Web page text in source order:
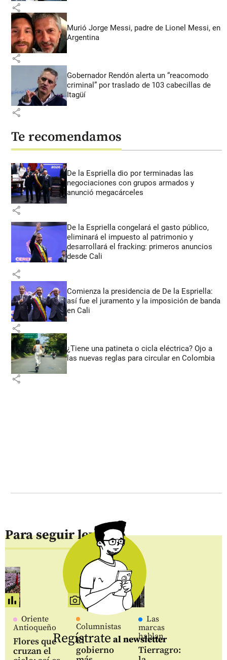
share
Murió Jorge Messi, padre de Lionel Messi, en
Argentina
share
Gobernador Rendón alerta un “reacomodo
criminal” por traslado de 103 cabecillas de
Itagüí
share
Te recomendamos
De la Espriella dio por terminadas las
negociaciones con grupos armados y
anunció megacárceles
share
De la Espriella congelará el gasto público,
eliminará el impuesto al patrimonio y
desarrollará el fracking: primeros anuncios
desde Cali
share
Comienza la presidencia de De la Espriella:
así fue el juramento y la imposición de banda
en Cali
share
¿Tiene una patineta o cicla eléctrica? Ojo a
las nuevas reglas para circular en Colombia
share
Para seguir leyendo
Oriente
Antioqueño
Flores que
cruzan el
Columnistas
El
gobierno
Las
marcas
hablan
Tierragro:
Regístrate al newsletter